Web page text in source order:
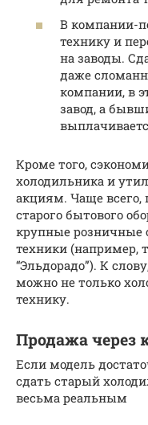
В компании-
технику и
на заводы.
даже
компании, в
завод, а
Кроме того,
холодильника и
акциям. Чаще всего,
старого бытового
крупные розничные
техники (например,
“Эльдорадо”). К
можно не только
технику.
Продажа через
Если модель
сдать старый
весьма реальным